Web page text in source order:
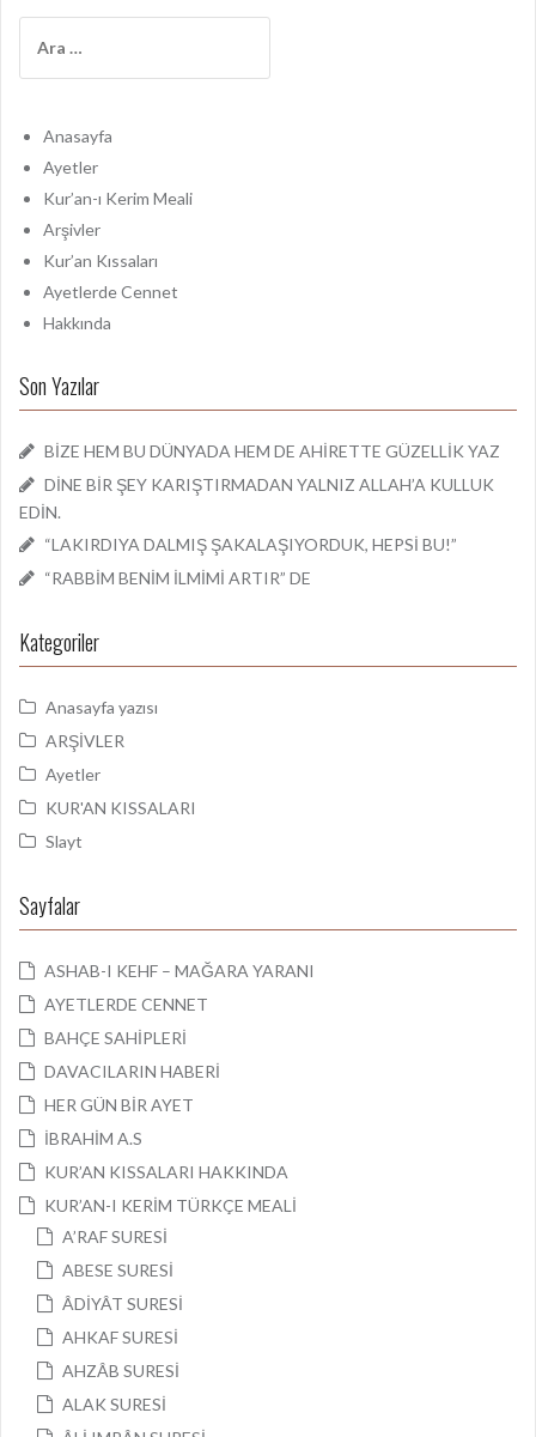
a
a
Anasayfa
Ayetler
Kur’an-ı Kerim Meali
Arşivler
Kur’an Kıssaları
Ayetlerde Cennet
Hakkında
Son Yazılar
BİZE HEM BU DÜNYADA HEM DE AHİRETTE GÜZELLİK YAZ
DİNE BİR ŞEY KARIŞTIRMADAN YALNIZ ALLAH’A KULLUK
EDİN.
“LAKIRDIYA DALMIŞ ŞAKALAŞIYORDUK, HEPSİ BU!”
“RABBİM BENİM İLMİMİ ARTIR” DE
Kategoriler
Anasayfa yazısı
ARŞİVLER
Ayetler
KUR'AN KISSALARI
Slayt
Sayfalar
ASHAB-I KEHF – MAĞARA YARANI
AYETLERDE CENNET
BAHÇE SAHİPLERİ
DAVACILARIN HABERİ
HER GÜN BİR AYET
İBRAHİM A.S
KUR’AN KISSALARI HAKKINDA
KUR’AN-I KERİM TÜRKÇE MEALİ
A’RAF SURESİ
ABESE SURESİ
ÂDİYÂT SURESİ
AHKAF SURESİ
AHZÂB SURESİ
ALAK SURESİ